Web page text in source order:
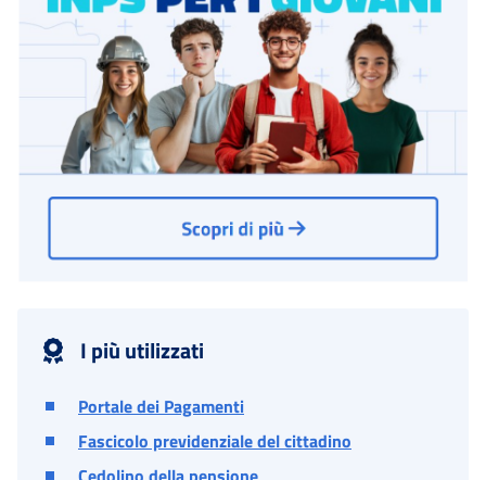
I più utilizzati
Portale dei Pagamenti
Fascicolo previdenziale del cittadino